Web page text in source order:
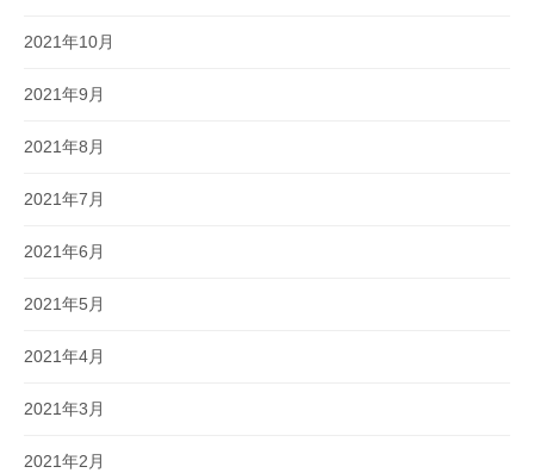
2021年10月
2021年9月
2021年8月
2021年7月
2021年6月
2021年5月
2021年4月
2021年3月
2021年2月